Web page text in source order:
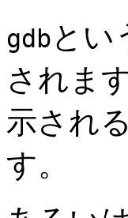
gdbとい
されま
示され
す。